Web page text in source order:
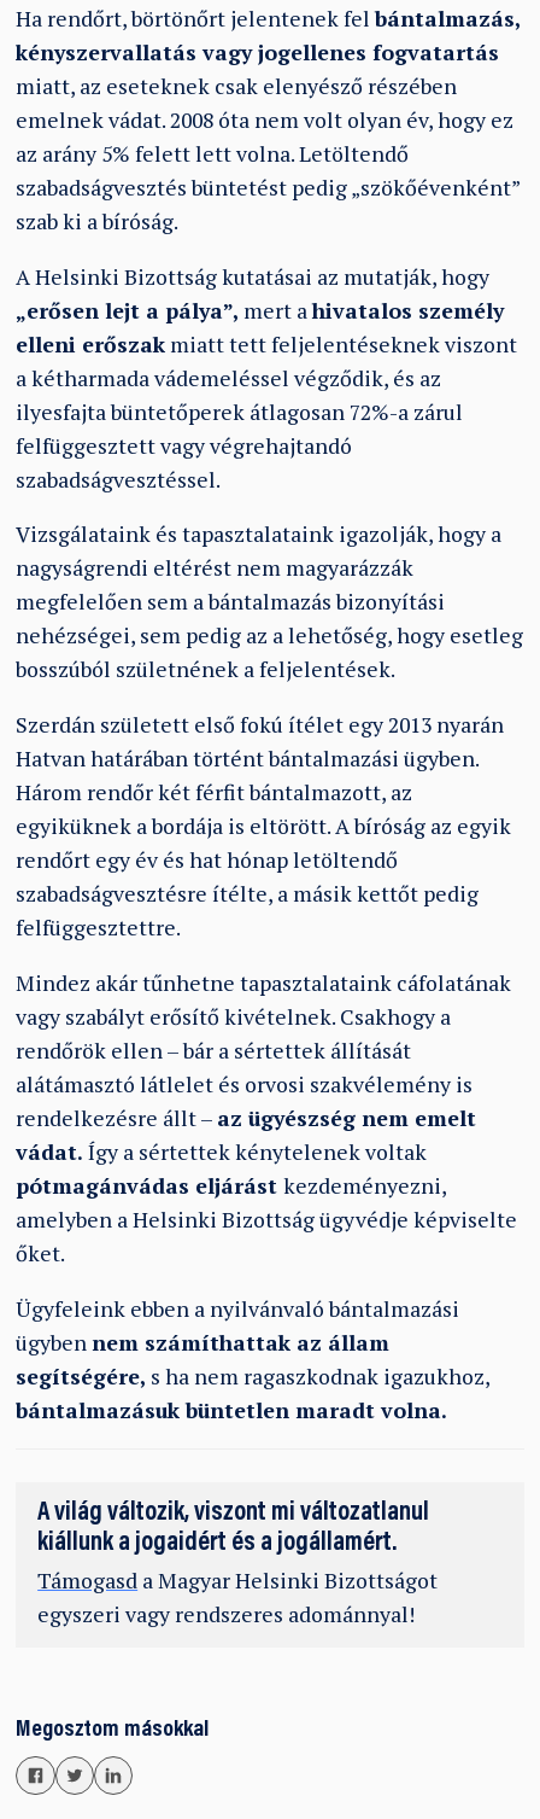
Ha rendőrt, börtönőrt jelentenek felbántalmazás,
kényszervallatás vagy jogellenes fogvatartás
miatt, az eseteknek csak elenyésző részében
emelnek vádat. 2008 óta nem volt olyan év, hogy ez
az arány 5% felett lett volna. Letöltendő
szabadságvesztés büntetést pedig „szökőévenként”
szab ki a bíróság.
A Helsinki Bizottság kutatásai az mutatják, hogy
„erősen lejt a pálya”, mert ahivatalos személy
elleni erőszak miatt tett feljelentéseknek viszont
a kétharmada vádemeléssel végződik, és az
ilyesfajta büntetőperek átlagosan 72%-a zárul
felfüggesztett vagy végrehajtandó
szabadságvesztéssel.
Vizsgálataink és tapasztalataink igazolják, hogy a
nagyságrendi eltérést nem magyarázzák
megfelelően sem a bántalmazás bizonyítási
nehézségei, sem pedig az a lehetőség, hogy esetleg
bosszúból születnének a feljelentések.
Szerdán született első fokú ítélet egy 2013 nyarán
Hatvan határában történt bántalmazási ügyben.
Három rendőr két férfit bántalmazott, az
egyiküknek a bordája is eltörött. A bíróság az egyik
rendőrt egy év és hat hónap letöltendő
szabadságvesztésre ítélte, a másik kettőt pedig
felfüggesztettre.
Mindez akár tűnhetne tapasztalataink cáfolatának
vagy szabályt erősítő kivételnek. Csakhogy a
rendőrök ellen – bár a sértettek állítását
alátámasztó látlelet és orvosi szakvélemény is
rendelkezésre állt – az ügyészség nem emelt
vádat. Így a sértettek kénytelenek voltak
pótmagánvádas eljárástkezdeményezni,
amelyben a Helsinki Bizottság ügyvédje képviselte
őket.
Ügyfeleink ebben a nyilvánvaló bántalmazási
ügybennem számíthattak az állam
segítségére, s ha nem ragaszkodnak igazukhoz,
bántalmazásuk büntetlen maradt volna.
A világ változik, viszont mi változatlanul
kiállunk a jogaidért és a jogállamért.
Támogasd a Magyar Helsinki Bizottságot
egyszeri vagy rendszeres adománnyal!
Megosztom másokkal